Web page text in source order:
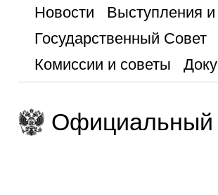
Новости
Выступления
Государственный Совет
Комиссии и советы
Официальный